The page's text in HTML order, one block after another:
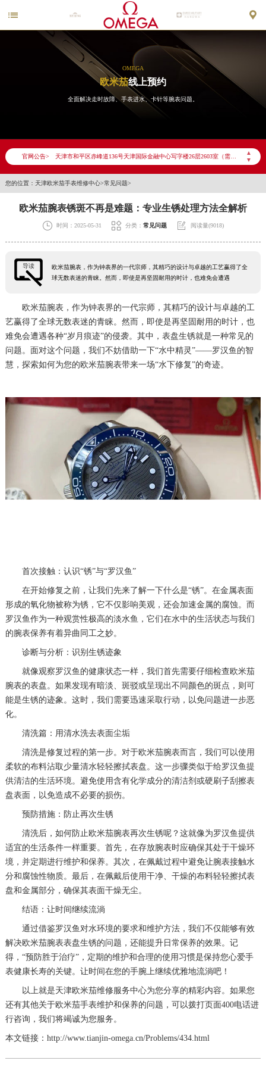
 
OMEGA
欧米茄线上预约
全面解决走时故障、手表进水、卡针等腕表问题。
官网公告>
▲
▼
2026年6月欧米茄天津市售后服务网络优化升级公告
2026年6月欧米茄售后服务中心最新网点地址：
天津市和平区赤峰道136号天津国际金融中心写字楼26层2603室（需提前预约）
天津市和平区赤峰道136号天津国际金融中心26层2603室欧米茄售后服务中心（需提前预约）
您的位置： 天津欧米茄手表维修中心>常见问题>
欧米茄腕表锈斑不再是难题：专业生锈处理方法全解析
 时间：2025-05-31  分类： 常见问题  阅读量(9018)
导读
欧米茄腕表，作为钟表界的一代宗师，其精巧的设计与卓越的工艺赢得了全
球无数表迷的青睐。然而，即使是再坚固耐用的时计，也难免会遭遇
欧米茄腕表，作为钟表界的一代宗师，其精巧的设计与卓越的工
艺赢得了全球无数表迷的青睐。然而，即使是再坚固耐用的时计，也
难免会遭遇各种“岁月痕迹”的侵袭。其中，表盘生锈就是一种常见的
问题。面对这个问题，我们不妨借助一下“水中精灵”——罗汉鱼的智
慧，探索如何为您的欧米茄腕表带来一场“水下修复”的奇迹。
首次接触：认识“锈”与“罗汉鱼”
在开始修复之前，让我们先来了解一下什么是“锈”。在金属表面
形成的氧化物被称为锈，它不仅影响美观，还会加速金属的腐蚀。而
罗汉鱼作为一种观赏性极高的淡水鱼，它们在水中的生活状态与我们
的腕表保养有着异曲同工之妙。
诊断与分析：识别生锈迹象
就像观察罗汉鱼的健康状态一样，我们首先需要仔细检查欧米茄
腕表的表盘。如果发现有暗淡、斑驳或呈现出不同颜色的斑点，则可
能是生锈的迹象。这时，我们需要迅速采取行动，以免问题进一步恶
化。
清洗篇：用清水洗去表面尘垢
清洗是修复过程的第一步。对于欧米茄腕表而言，我们可以使用
柔软的布料沾取少量清水轻轻擦拭表盘。这一步骤类似于给罗汉鱼提
供清洁的生活环境。避免使用含有化学成分的清洁剂或硬刷子刮擦表
盘表面，以免造成不必要的损伤。
预防措施：防止再次生锈
清洗后，如何防止欧米茄腕表再次生锈呢？这就像为罗汉鱼提供
适宜的生活条件一样重要。首先，在存放腕表时应确保其处于干燥环
境，并定期进行维护和保养。其次，在佩戴过程中避免让腕表接触水
分和腐蚀性物质。最后，在佩戴后使用干净、干燥的布料轻轻擦拭表
盘和金属部分，确保其表面干燥无尘。
结语：让时间继续流淌
通过借鉴罗汉鱼对水环境的要求和维护方法，我们不仅能够有效
解决欧米茄腕表表盘生锈的问题，还能提升日常保养的效果。记
得，“预防胜于治疗”，定期的维护和合理的使用习惯是保持您心爱手
表健康长寿的关键。让时间在您的手腕上继续优雅地流淌吧！
以上就是天津欧米茄维修服务中心为您分享的精彩内容。如果您
还有其他关于欧米茄手表维护和保养的问题，可以拨打页面400电话进
行咨询，我们将竭诚为您服务。
本文链接：http://www.tianjin-omega.cn/Problems/434.html